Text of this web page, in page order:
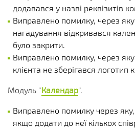
додавався у назві реквізитів
Виправлено помилку, через
нагадування відкривався
було закрити.
Виправлено помилку, через
клієнта не зберігався логотип
Модуль "Календар".
Виправлено помилку через яку,
якщо додати до неї кількох